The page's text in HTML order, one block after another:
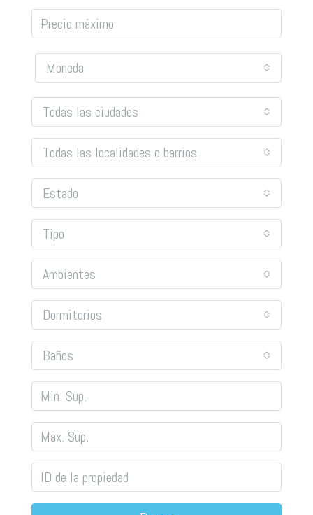
Moneda
Todas las ciudades
Todas las localidades o barrios
Estado
Tipo
Ambientes
Dormitorios
Baños